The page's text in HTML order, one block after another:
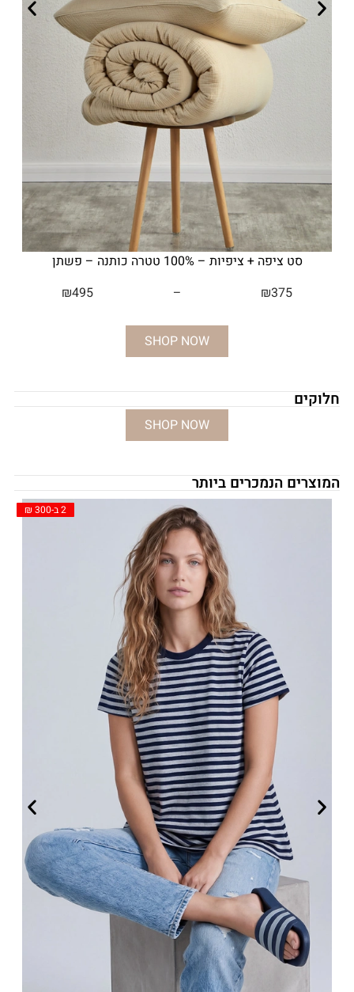
סט ציפה + ציפיות – 100% טטרה כותנה – פשתן
₪375
–
₪495
SHOP NOW
חלוקים
SHOP NOW
המוצרים הנמכרים ביותר
2 ב-300 ₪